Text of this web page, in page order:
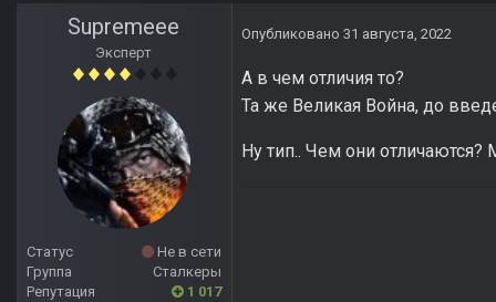
Supremeee
Эксперт
Статус
Не в сети
Группа
Сталкеры
Репутация
1 017
Опубликовано 31 августа, 2022
А в чем отличия то?
Та же Великая Война, до
Ну тип.. Чем они